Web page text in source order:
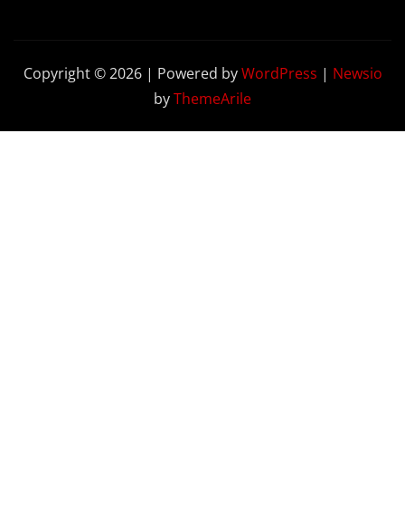
Copyright © 2026 | Powered byWordPress | Newsio
byThemeArile